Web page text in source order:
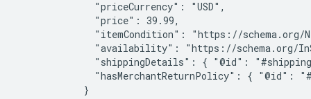
              "priceCurrency": "USD",
              "price": 39.99,
"itemCondition": "https://schema.org/
"availability": "https://schema.org/
"shippingDetails": { "@id":
"hasMerchantReturnPolicy": { "@id":
            }